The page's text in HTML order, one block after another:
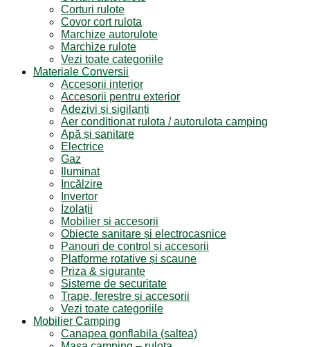
Corturi rulote
Covor cort rulota
Marchize autorulote
Marchize rulote
Vezi toate categoriile
Materiale Conversii
Accesorii interior
Accesorii pentru exterior
Adezivi și sigilanți
Aer conditionat rulota / autorulota camping
Apă și sanitare
Electrice
Gaz
Iluminat
Incălzire
Invertor
Izolații
Mobilier și accesorii
Obiecte sanitare și electrocasnice
Panouri de control și accesorii
Platforme rotative și scaune
Priza & sigurante
Sisteme de securitate
Trape, ferestre și accesorii
Vezi toate categoriile
Mobilier Camping
Canapea gonflabila (saltea)